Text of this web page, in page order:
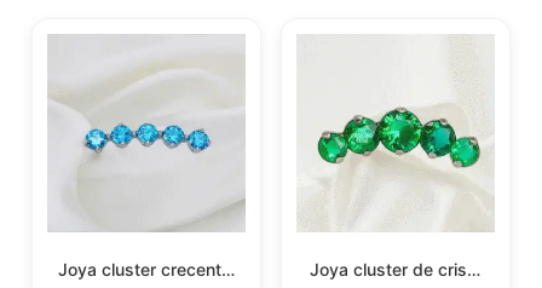
Joya cluster crecent… Joya cluster de cris…